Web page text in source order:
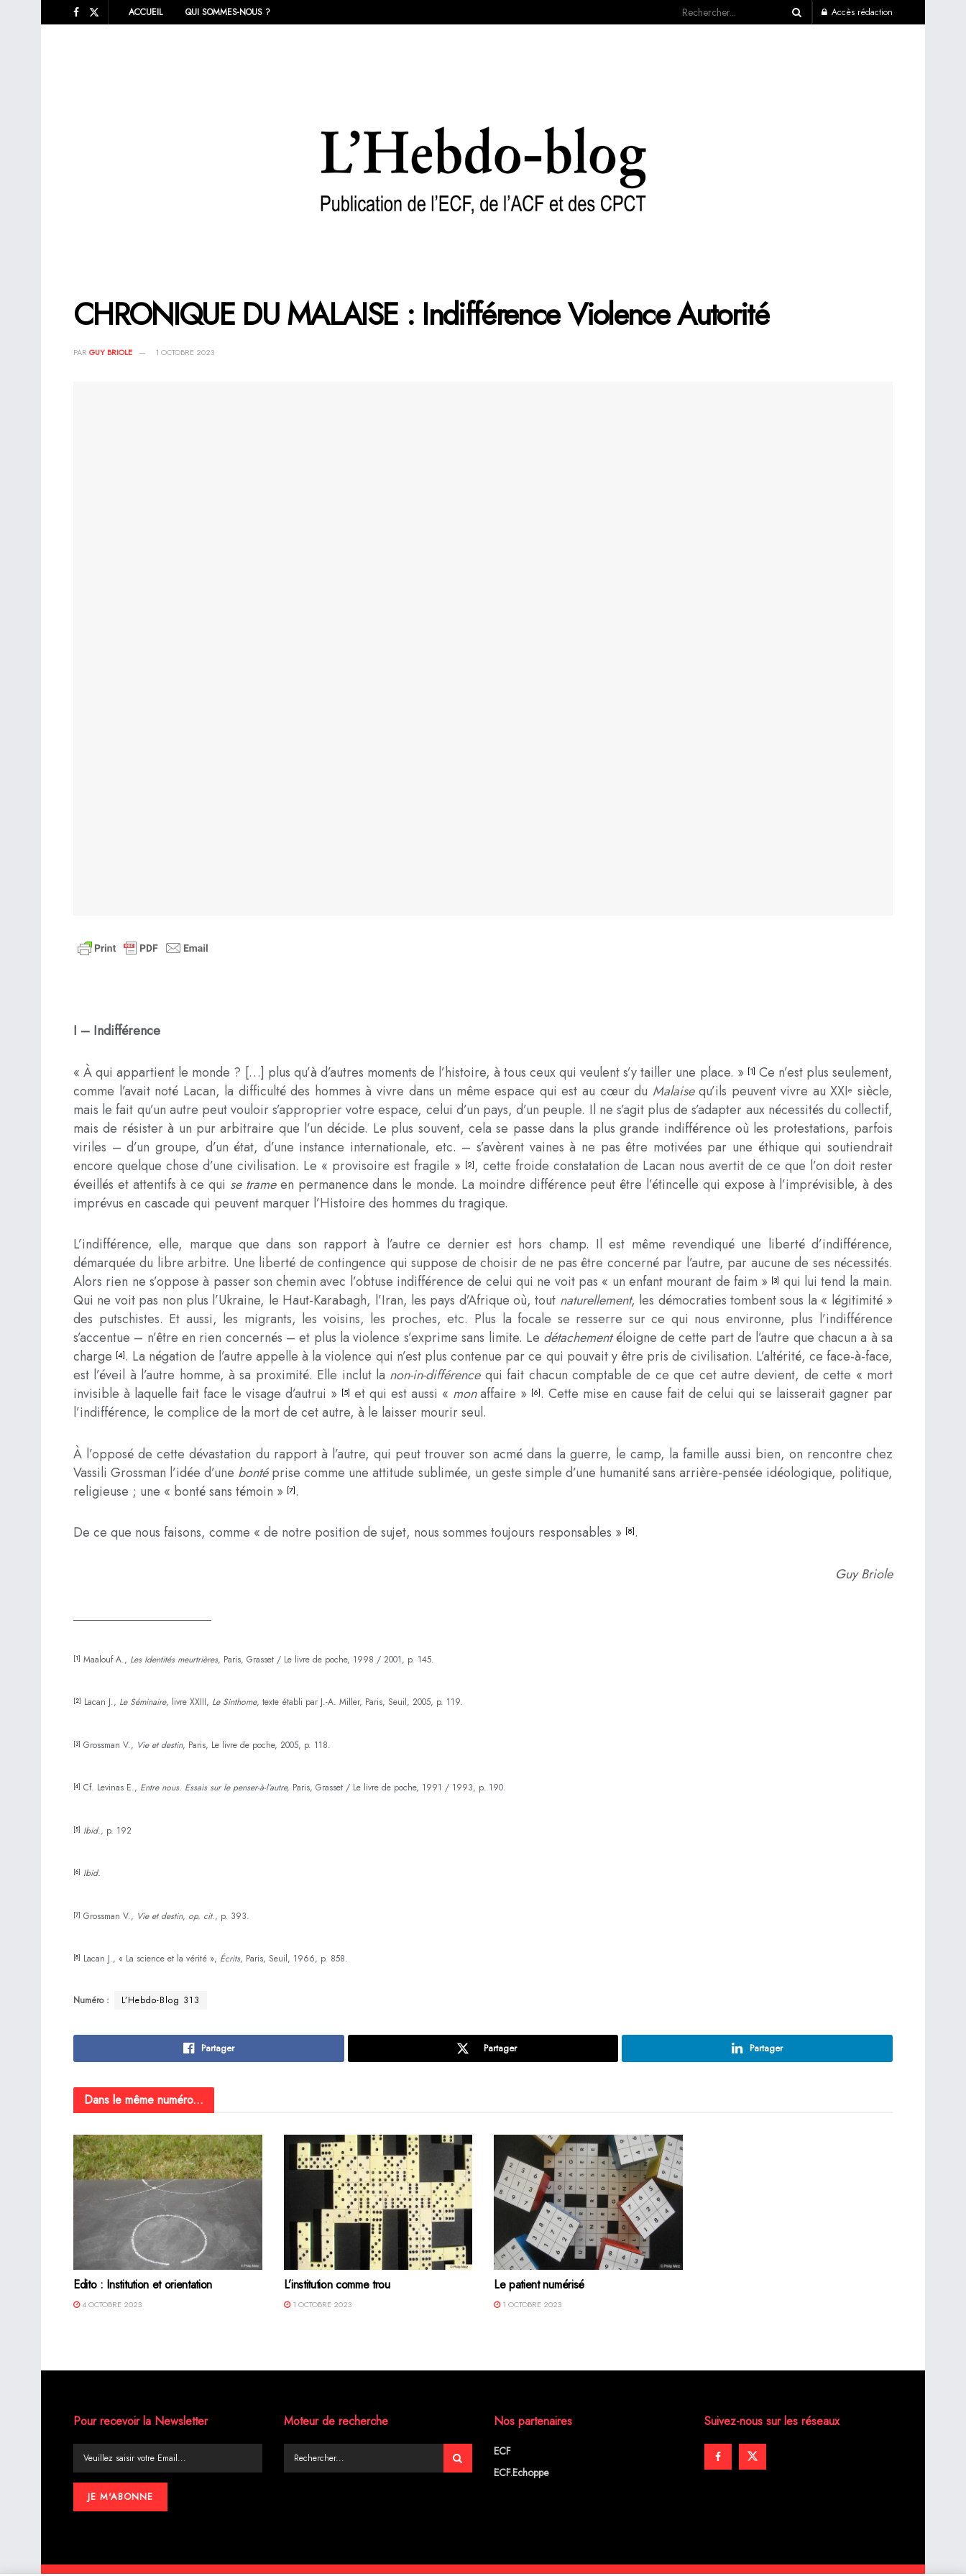
ACCUEIL QUI SOMMES-NOUS ? Accès rédaction
CHRONIQUE DU MALAISE : Indifférence Violence Autorité
PAR GUY BRIOLE 1 OCTOBRE 2023
I – Indifférence
« À qui appartient le monde ? […] plus qu’à d’autres moments de l’histoire, à tous ceux qui veulent s’y tailler une place. » [1] Ce n’est plus seulement,
comme l’avait noté Lacan, la difficulté des hommes à vivre dans un même espace qui est au cœur du Malaisequ’ils peuvent vivre au XXIe siècle,
mais le fait qu’un autre peut vouloir s’approprier votre espace, celui d’un pays, d’un peuple. Il ne s’agit plus de s’adapter aux nécessités du collectif,
mais de résister à un pur arbitraire que l’un décide. Le plus souvent, cela se passe dans la plus grande indifférence où les protestations, parfois
viriles – d’un groupe, d’un état, d’une instance internationale, etc. – s’avèrent vaines à ne pas être motivées par une éthique qui soutiendrait
encore quelque chose d’une civilisation. Le « provisoire est fragile » [2], cette froide constatation de Lacan nous avertit de ce que l’on doit rester
éveillés et attentifs à ce qui se trameen permanence dans le monde. La moindre différence peut être l’étincelle qui expose à l’imprévisible, à des
imprévus en cascade qui peuvent marquer l’Histoire des hommes du tragique.
L’indifférence, elle, marque que dans son rapport à l’autre ce dernier est hors champ. Il est même revendiqué une liberté d’indifférence,
démarquée du libre arbitre. Une liberté de contingence qui suppose de choisir de ne pas être concerné par l’autre, par aucune de ses nécessités.
Alors rien ne s’oppose à passer son chemin avec l’obtuse indifférence de celui qui ne voit pas « un enfant mourant de faim » [3] qui lui tend la main.
Qui ne voit pas non plus l’Ukraine, le Haut-Karabagh, l’Iran, les pays d’Afrique où, tout naturellement, les démocraties tombent sous la « légitimité »
des putschistes. Et aussi, les migrants, les voisins, les proches, etc. Plus la focale se resserre sur ce qui nous environne, plus l’indifférence
s’accentue – n’être en rien concernés – et plus la violence s’exprime sans limite. Le détachementéloigne de cette part de l’autre que chacun a à sa
charge [4]. La négation de l’autre appelle à la violence qui n’est plus contenue par ce qui pouvait y être pris de civilisation. L’altérité, ce face-à-face,
est l’éveil à l’autre homme, à sa proximité. Elle inclut la non-in-différencequi fait chacun comptable de ce que cet autre devient, de cette « mort
invisible à laquelle fait face le visage d’autrui » [5] et qui est aussi « monaffaire » [6]. Cette mise en cause fait de celui qui se laisserait gagner par
l’indifférence, le complice de la mort de cet autre, à le laisser mourir seul.
À l’opposé de cette dévastation du rapport à l’autre, qui peut trouver son acmé dans la guerre, le camp, la famille aussi bien, on rencontre chez
Vassili Grossman l’idée d’une bontéprise comme une attitude sublimée, un geste simple d’une humanité sans arrière-pensée idéologique, politique,
religieuse ; une « bonté sans témoin » [7].
De ce que nous faisons, comme « de notre position de sujet, nous sommes toujours responsables » [8].
Guy Briole
[1] Maalouf A., Les Identités meurtrières, Paris, Grasset / Le livre de poche, 1998 / 2001, p. 145.
[2] Lacan J., Le Séminaire, livre XXIII, Le Sinthome, texte établi par J.-A. Miller, Paris, Seuil, 2005, p. 119.
[3] Grossman V., Vie et destin, Paris, Le livre de poche, 2005, p. 118.
[4] Cf. Levinas E., Entre nous. Essais sur le penser-à-l’autre, Paris, Grasset / Le livre de poche, 1991 / 1993, p. 190.
[5] Ibid., p. 192
[6] Ibid.
[7] Grossman V., Vie et destin, op. cit., p. 393.
[8] Lacan J., « La science et la vérité », Écrits, Paris, Seuil, 1966, p. 858.
Numéro : L’Hebdo-Blog 313
Partager Partager Partager
Dans le même numéro...
Edito : Institution et orientation
4 OCTOBRE 2023
L’institution comme trou
1 OCTOBRE 2023
Le patient numérisé
1 OCTOBRE 2023
Pour recevoir la Newsletter Moteur de recherche Nos partenaires
ECF
ECF.Echoppe
Suivez-nous sur les réseaux